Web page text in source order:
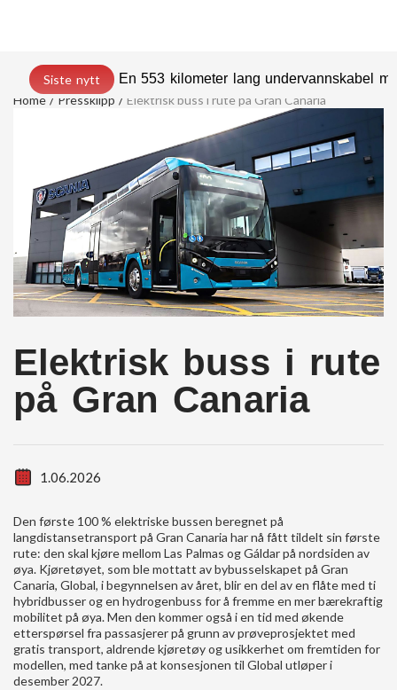
Siste nytt
En 553 kilometer lang undervannskabel
Home
Pressklipp Elektrisk buss i rute på Gran Canaria
Elektrisk buss i rute
på Gran Canaria
1.06.2026
Den første 100 % elektriske bussen beregnet på
langdistansetransport på Gran Canaria har nå fått tildelt sin første
rute: den skal kjøre mellom Las Palmas og Gáldar på nordsiden av
øya. Kjøretøyet, som ble mottatt av bybusselskapet på Gran
Canaria, Global, i begynnelsen av året, blir en del av en flåte med ti
hybridbusser og en hydrogenbuss for å fremme en mer bærekraftig
mobilitet på øya. Men den kommer også i en tid med økende
etterspørsel fra passasjerer på grunn av prøveprosjektet med
gratis transport, aldrende kjøretøy og usikkerhet om fremtiden for
modellen, med tanke på at konsesjonen til Global utløper i
desember 2027.